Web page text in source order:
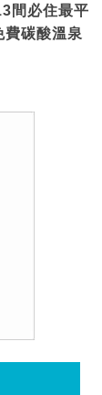
間必住最平
碳酸溫泉